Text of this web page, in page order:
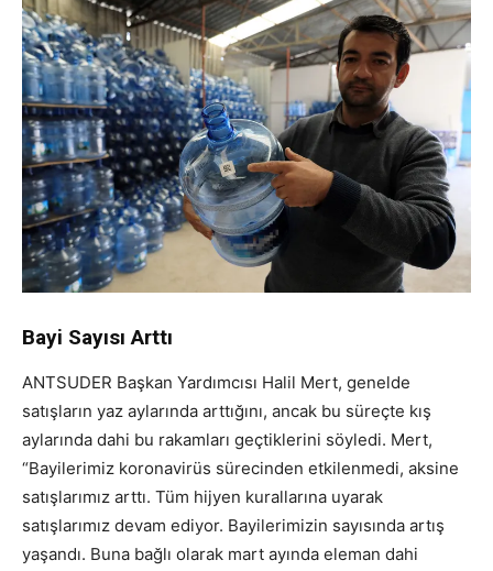
Bayi Sayısı Arttı
ANTSUDER Başkan Yardımcısı Halil Mert, genelde
satışların yaz aylarında arttığını, ancak bu süreçte kış
aylarında dahi bu rakamları geçtiklerini söyledi. Mert,
“Bayilerimiz koronavirüs sürecinden etkilenmedi, aksine
satışlarımız arttı. Tüm hijyen kurallarına uyarak
satışlarımız devam ediyor. Bayilerimizin sayısında artış
yaşandı. Buna bağlı olarak mart ayında eleman dahi